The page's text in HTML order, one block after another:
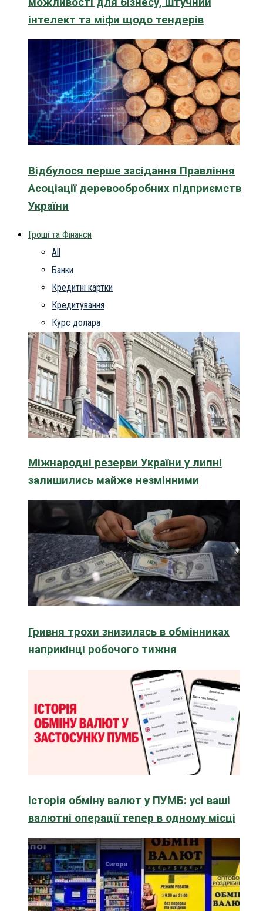
інтелект та міфи щодо тендерів
Відбулося перше засідання Правління
Асоціації деревообробних підприємств
України
Гроші та Фінанси
All
Банки
Кредитні картки
Кредитування
Курс долара
Міжнародні резерви України у липні
залишились майже незмінними
Гривня трохи знизилась в обмінниках
наприкінці робочого тижня
Історія обміну валют у ПУМБ: усі ваші
валютні операції тепер в одному місці